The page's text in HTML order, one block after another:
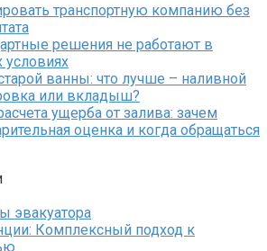
транспортную компанию без
решения не работают в
условиях
ванны: что лучше – наливной
или вкладыш?
ущерба от залива: зачем
оценка и когда обращаться
эвакуатора
Комплексный подход к